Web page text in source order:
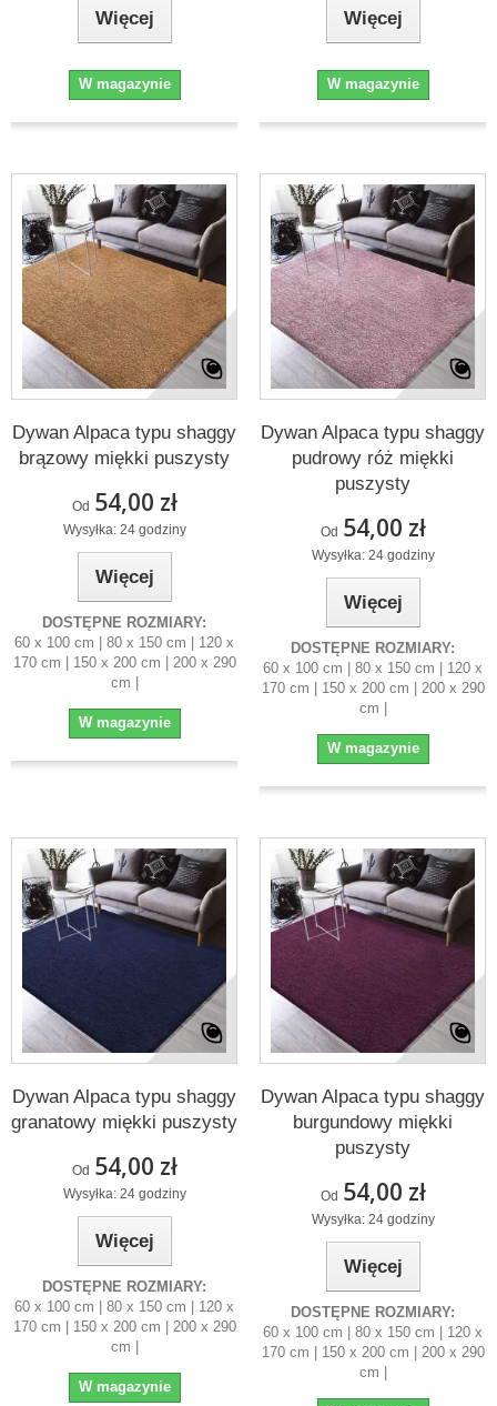
Więcej
W magazynie
Więcej
W magazynie
Dywan Alpaca typu shaggy
brązowy miękki puszysty
Od 54,00 zł
Wysyłka: 24 godziny
Więcej
DOSTĘPNE ROZMIARY:
60 x 100 cm | 80 x 150 cm | 120 x
170 cm | 150 x 200 cm | 200 x 290
cm |
W magazynie
Dywan Alpaca typu shaggy
pudrowy róż miękki
puszysty
Od 54,00 zł
Wysyłka: 24 godziny
Więcej
DOSTĘPNE ROZMIARY:
60 x 100 cm | 80 x 150 cm | 120 x
170 cm | 150 x 200 cm | 200 x 290
cm |
W magazynie
Dywan Alpaca typu shaggy
granatowy miękki puszysty
Od 54,00 zł
Wysyłka: 24 godziny
Więcej
DOSTĘPNE ROZMIARY:
60 x 100 cm | 80 x 150 cm | 120 x
170 cm | 150 x 200 cm | 200 x 290
cm |
W magazynie
Dywan Alpaca typu shaggy
burgundowy miękki
puszysty
Od 54,00 zł
Wysyłka: 24 godziny
Więcej
DOSTĘPNE ROZMIARY:
60 x 100 cm | 80 x 150 cm | 120 x
170 cm | 150 x 200 cm | 200 x 290
cm |